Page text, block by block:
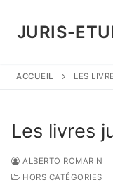
contenu
JURIS-
ACCUEIL LES
Les livres
ALBERTO ROMARIN
HORS CATÉGORIES